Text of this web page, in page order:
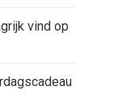
vind op